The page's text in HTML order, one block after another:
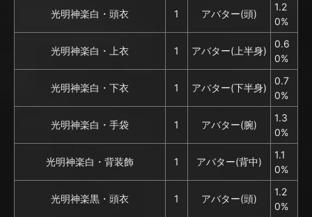
光明神楽白・頭衣 1 アバター(頭)
1.2
0%
光明神楽白・上衣 1 アバター(上半身)
0.6
0%
光明神楽白・下衣 1 アバター(下半身)
0.7
0%
光明神楽白・手袋 1 アバター(腕)
1.3
0%
光明神楽白・背装飾 1 アバター(背中)
1.1
0%
光明神楽黒・頭衣 1 アバター(頭)
1.2
0%